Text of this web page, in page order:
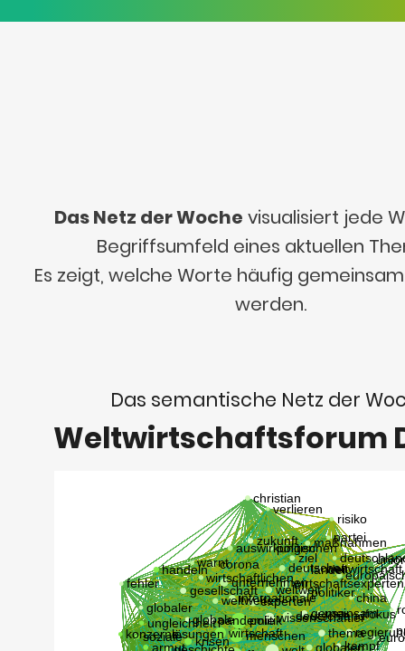
Das Netz der Woche visualisiert jede
Begriffsumfeld eines aktuellen
Es zeigt, welche Worte häufig
werden.
Das semantische Netz der
Weltwirtschaftsforum